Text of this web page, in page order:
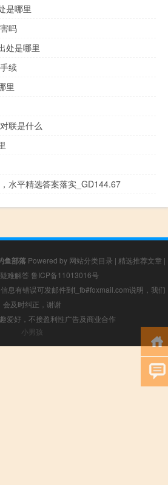
是哪里
吗
处是哪里
续
里
联是什么
水平精选答案落实_GD144.67
鱼部落Powered by 网站分类目录 | 精选推荐文章 |
疑难解答 鲁ICP备11013016号
息有错误可发邮件到f_fb#foxmail.com说明，我们
会及时纠正，谢谢
爱好，不接盈利性广告及商业合作
小男孩